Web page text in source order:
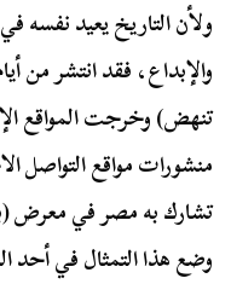
ولأن التاريخ يعيد
والإبداع، فقد انتشر من
تنهض) وخرجت المواقع
منشورات مواقع التواصل
تشارك به مصر في معرض
وضع هذا التمثال في أحد